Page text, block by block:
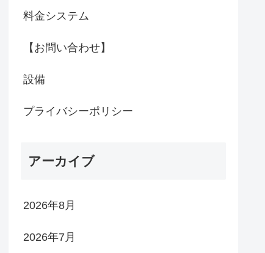
料金システム
【お問い合わせ】
設備
プライバシーポリシー
アーカイブ
2026年8月
2026年7月